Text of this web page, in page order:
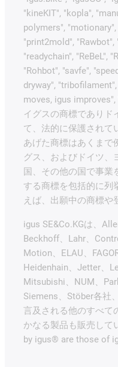
"kineKIT", "kopla",
polymers",
"print2mold", "Rawbot",
"readychain", "ReBeL",
"Rohbot", "savfe",
dryway",
moves, igus improves",
イグスの商標でありド
て、法的に保護されて
あげた商標はあくまで
グス、およびドイツ、
国、その他の国で事業
する商標を包括的に列
えば、出願中の商標や
igus SE&Co.KGは、
Beckhoff、Lahr、
Motion、ELAU、
Heidenhain、Jetter、
Mitsubishi、NUM、
Siemens、Stöber各社
言及される他のすべて
かなる製品も販売して
by igus® are those of